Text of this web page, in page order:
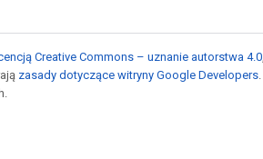
Creative Commons – uznanie autorstwa 4.0
zasady dotyczące witryny Google Developers